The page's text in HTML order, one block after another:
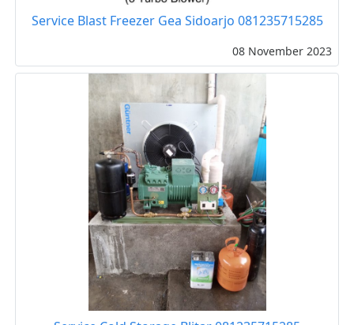
Service Blast Freezer Gea Sidoarjo 081235715285
08 November 2023